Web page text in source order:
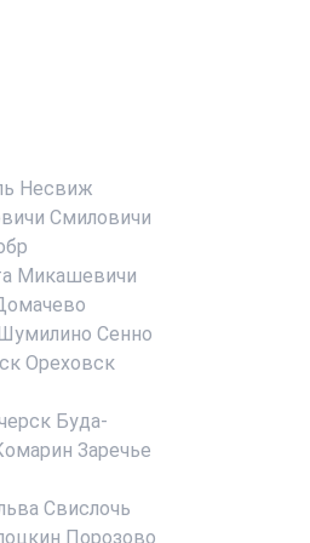
Несвиж
Смиловичи
Микашевичи
Сенно
Ореховск
Буда-
Заречье
Свислочь
Порозово